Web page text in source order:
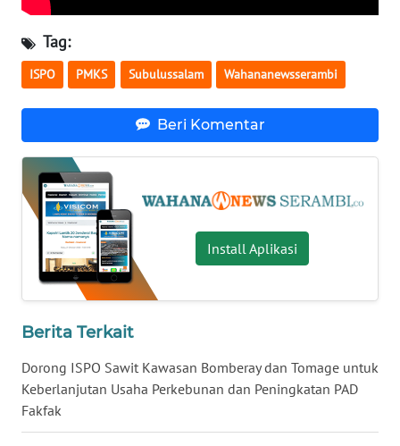
Tag:
ISPO PMKS Subulussalam Wahananewsserambi
Beri Komentar
Install Aplikasi
Berita Terkait
Dorong ISPO Sawit Kawasan Bomberay dan Tomage untuk
Keberlanjutan Usaha Perkebunan dan Peningkatan PAD
Fakfak
WN
KALTENG
KALTARA
WN
KALSEL
WN
KALTIM
WN
WN
GORONTALO